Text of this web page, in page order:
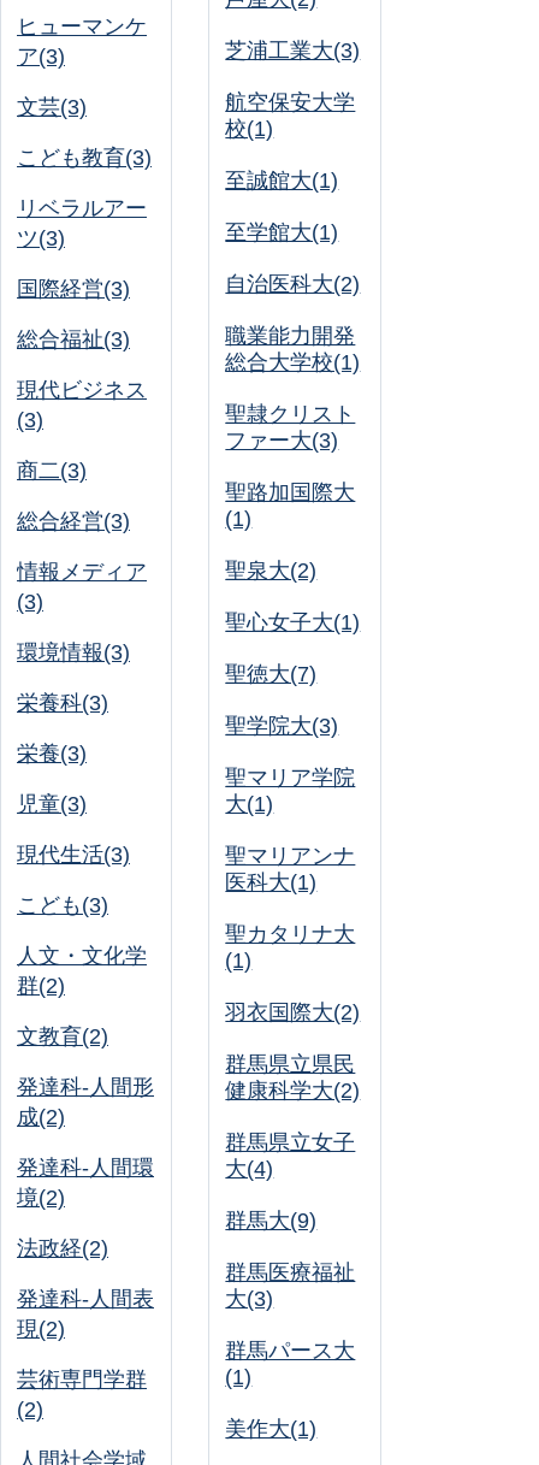
ヒューマンケ
ア(3)
文芸(3)
こども教育(3)
リベラルアー
ツ(3)
国際経営(3)
総合福祉(3)
現代ビジネス
(3)
商二(3)
総合経営(3)
情報メディア
(3)
環境情報(3)
栄養科(3)
栄養(3)
児童(3)
現代生活(3)
こども(3)
人文・文化学
群(2)
文教育(2)
発達科-人間形
成(2)
発達科-人間環
境(2)
法政経(2)
発達科-人間表
現(2)
芸術専門学群
(2)
人間社会学域
芝浦工業大(3)
航空保安大学
校(1)
至誠館大(1)
至学館大(1)
自治医科大(2)
職業能力開発
総合大学校(1)
聖隷クリスト
ファー大(3)
聖路加国際大
(1)
聖泉大(2)
聖心女子大(1)
聖徳大(7)
聖学院大(3)
聖マリア学院
大(1)
聖マリアンナ
医科大(1)
聖カタリナ大
(1)
羽衣国際大(2)
群馬県立県民
健康科学大(2)
群馬県立女子
大(4)
群馬大(9)
群馬医療福祉
大(3)
群馬パース大
(1)
美作大(1)